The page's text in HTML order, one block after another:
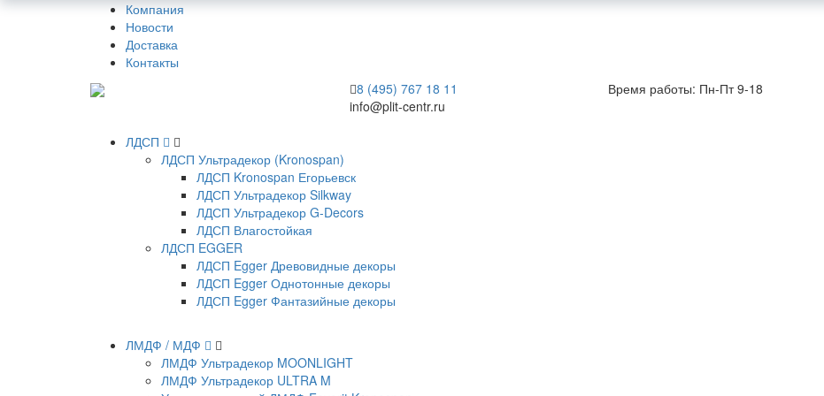
Компания
Новости
Доставка
Контакты
8 (495) 767 18 11
info@plit-centr.ru
Время работы: Пн-Пт 9-18
ЛДСП
ЛДСП Ультрадекор (Kronospan)
ЛДСП Kronospan Егорьевск
ЛДСП Ультрадекор Silkway
ЛДСП Ультрадекор G-Decors
ЛДСП Влагостойкая
ЛДСП EGGER
ЛДСП Egger Древовидные декоры
ЛДСП Egger Однотонные декоры
ЛДСП Egger Фантазийные декоры
ЛМДФ / МДФ
ЛМДФ Ультрадекор MOONLIGHT
ЛМДФ Ультрадекор ULTRA M